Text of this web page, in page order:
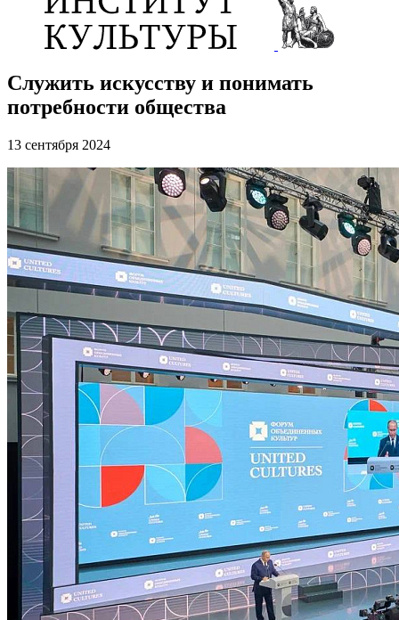
Служить искусству и понимать
потребности общества
13 сентября 2024